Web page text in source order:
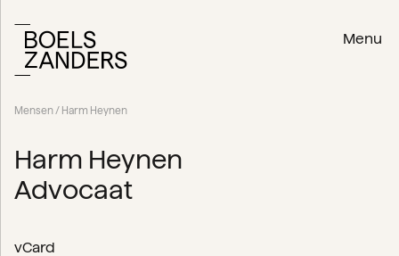
Menu
Mensen / Harm Heynen
Harm Heynen
Advocaat
vCard